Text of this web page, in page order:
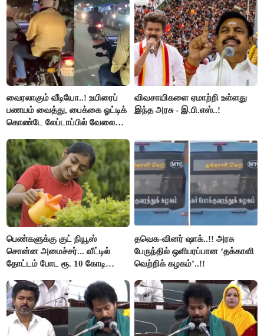
வைரலாகும் வீடியோ..! உயிரைப்
பணயம் வைத்து, பைக்கை ஓட்டிக்
கொண்டே லேப்டாப்பில் வேலை
விவசாயிகளை ஏமாற்றி உள்ளது
இந்த அரசு - இ.பி.எஸ்..!
பெண்களுக்கு குட் நியூஸ்
சொன்ன அமைச்சர்... வீட்டில்
தோட்டம் போட ரூ. 10 கோடி
தவெக-வினர் ஷாக்..!! அரசு
பேருந்தில் ஒளிபரப்பான ‘தக்காளி
வெற்றிக் கழகம்’..!!